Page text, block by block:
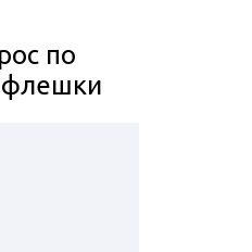
по
флешки